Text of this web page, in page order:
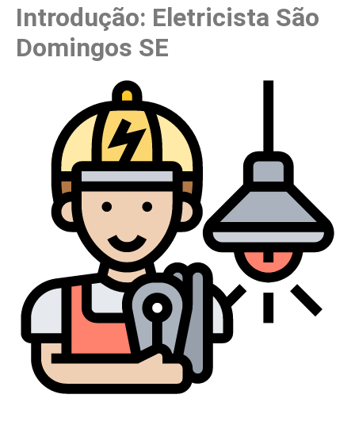
Introdução: Eletricista São
Domingos SE